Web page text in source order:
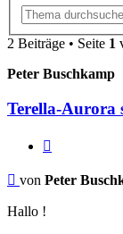
2 Beiträge • Seite 1
Peter Buschkamp
Terella-Aurora
Beitrag
von Peter
Hallo !